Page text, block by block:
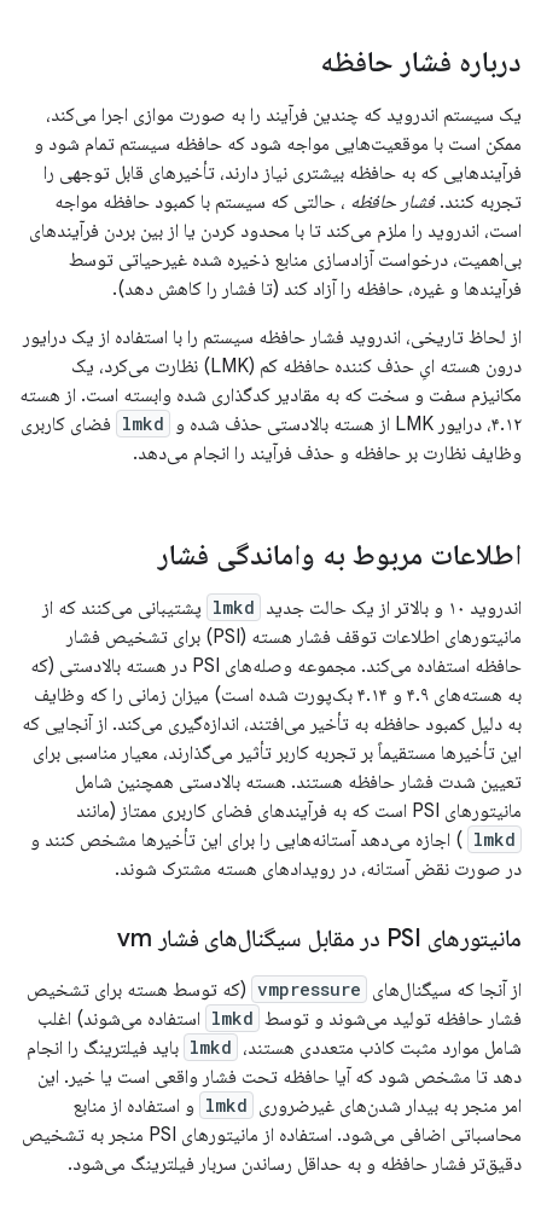
درباره فشار حافظه
یک سیستم اندروید که چندین فرآیند را به صورت موازی اجرا می‌کند،
ممکن است با موقعیت‌هایی مواجه شود که حافظه سیستم تمام شود و
فرآیندهایی که به حافظه بیشتری نیاز دارند، تأخیرهای قابل توجهی را
تجربه کنند.فشار حافظه ، حالتی که سیستم با کمبود حافظه مواجه
است، اندروید را ملزم می‌کند تا با محدود کردن یا از بین بردن فرآیندهای
بی‌اهمیت، درخواست آزادسازی منابع ذخیره شده غیرحیاتی توسط
فرآیندها و غیره، حافظه را آزاد کند (تا فشار را کاهش دهد).
از لحاظ تاریخی، اندروید فشار حافظه سیستم را با استفاده از یک درایور
درون هسته ایِ حذف کننده حافظه کم (LMK) نظارت می‌کرد، یک
مکانیزم سفت و سخت که به مقادیر کدگذاری شده وابسته است. از هسته
۴.۱۲، درایور LMK از هسته بالادستی حذف شده و
lmkd فضای کاربری
وظایف نظارت بر حافظه و حذف فرآیند را انجام می‌دهد.
اطلاعات مربوط به واماندگی فشار
اندروید ۱۰ و بالاتر از یک حالت جدید lmkd پشتیبانی می‌کنند که از
مانیتورهای اطلاعات توقف فشار هسته (PSI) برای تشخیص فشار
حافظه استفاده می‌کند. مجموعه وصله‌های PSI در هسته بالادستی (که
به هسته‌های ۴.۹ و ۴.۱۴ بک‌پورت شده است) میزان زمانی را که وظایف
به دلیل کمبود حافظه به تأخیر می‌افتند، اندازه‌گیری می‌کند. از آنجایی که
این تأخیرها مستقیماً بر تجربه کاربر تأثیر می‌گذارند، معیار مناسبی برای
تعیین شدت فشار حافظه هستند. هسته بالادستی همچنین شامل
مانیتورهای PSI است که به فرآیندهای فضای کاربری ممتاز (مانند
lmkd ) اجازه می‌دهد آستانه‌هایی را برای این تأخیرها مشخص کنند و
در صورت نقض آستانه، در رویدادهای هسته مشترک شوند.
مانیتورهای PSI در مقابل سیگنال‌های فشار vm
از آنجا که سیگنال‌های vmpressure (که توسط هسته برای تشخیص
فشار حافظه تولید می‌شوند و توسط lmkd استفاده می‌شوند) اغلب
شامل موارد مثبت کاذب متعددی هستند، lmkd باید فیلترینگ را انجام
دهد تا مشخص شود که آیا حافظه تحت فشار واقعی است یا خیر. این
امر منجر به بیدار شدن‌های غیرضروری lmkd و استفاده از منابع
محاسباتی اضافی می‌شود. استفاده از مانیتورهای PSI منجر به تشخیص
دقیق‌تر فشار حافظه و به حداقل رساندن سربار فیلترینگ می‌شود.